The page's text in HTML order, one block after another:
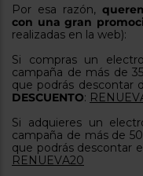
entrega
en24
horasy/o
cercanos
Priorizamos
la entrega
con
propios
instaladores
Te
mostramos
Por esa razón,
con una gran
realizadas en la web):
Si compras un
campaña de más de
que podrás descontar
DESCUENTO:
Si adquieres un
campaña de más de
que podrás descontar
RENUEVA20